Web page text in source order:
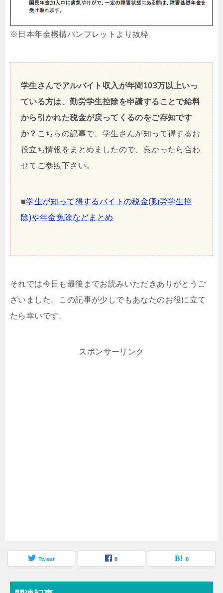
※日本年金機構パンフレットより抜粋
学生さんでアルバイト収入が年間103万以上いっ
ている方は、勤労学生控除を申請することで給料
から引かれた税金が戻ってくるのをご存知です
か？ こちらの記事で、学生さんが知って得するお
役立ち情報をまとめましたので、良かったら合わ
せてご参照下さい。
■学生が知って得するバイトの税金(勤労学生控
除)や年金免除などまとめ
それでは今日も最後までお読みいただきありがとうご
ざいました。この記事が少しでもあなたのお役に立て
たら幸いです。
スポンサーリンク
Tweet 0 0